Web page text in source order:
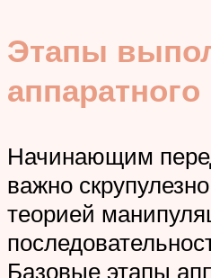
Этапы
Начинающим
важно
теорией
Базовые этапы